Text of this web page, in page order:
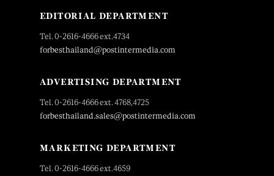
EDITORIAL DEPARTMENT
Tel. 0-2616-4666 ext.4734
forbesthailand@postintermedia.com
ADVERTISING DEPARTMENT
Tel. 0-2616-4666 ext. 4768,4725
forbesthailand.sales@postintermedia.com
MARKETING DEPARTMENT
Tel. 0-2616-4666 ext.4659